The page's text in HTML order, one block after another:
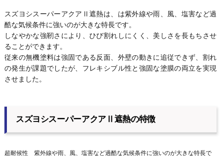
スズヨシスーパーアクアⅡ遮熱は、は紫外線や雨、風、塩害など過
酷な気候条件に強いのが大きな特長です。
しなやかな強靭さにより、ひび割れしにくく、美しさを長もちさせ
ることができます。
従来の無機塗料は強固である反面、外壁の動きに追従できず、割れ
の発生が課題でしたが、フレキシブル性と強固な塗膜の両立を実現
させました。
スズヨシスーパーアクアⅡ遮熱の特徴
超耐候性 紫外線や雨、風、塩害など過酷な気候条件に強いのが大きな特長で